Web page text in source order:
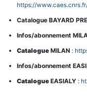
https://
Catalogue BAYARD
Infos/abonnement
Catalogue MILAN :
Infos/abonnement
Catalogue EASIALY :